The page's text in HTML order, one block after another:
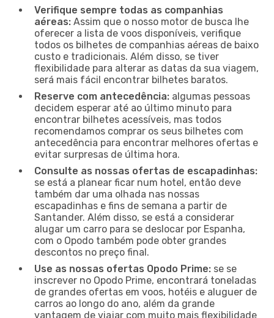
Verifique sempre todas as companhias
aéreas: Assim que o nosso motor de busca lhe
oferecer a lista de voos disponíveis, verifique
todos os bilhetes de companhias aéreas de baixo
custo e tradicionais. Além disso, se tiver
flexibilidade para alterar as datas da sua viagem,
será mais fácil encontrar bilhetes baratos.
Reserve com antecedência: algumas pessoas
decidem esperar até ao último minuto para
encontrar bilhetes acessíveis, mas todos
recomendamos comprar os seus bilhetes com
antecedência para encontrar melhores ofertas e
evitar surpresas de última hora.
Consulte as nossas ofertas de escapadinhas:
se está a planear ficar num hotel, então deve
também dar uma olhada nas nossas
escapadinhas e fins de semana a partir de
Santander. Além disso, se está a considerar
alugar um carro para se deslocar por Espanha,
com o Opodo também pode obter grandes
descontos no preço final.
Use as nossas ofertas Opodo Prime: se se
inscrever no Opodo Prime, encontrará toneladas
de grandes ofertas em voos, hotéis e aluguer de
carros ao longo do ano, além da grande
vantagem de viajar com muito mais flexibilidade